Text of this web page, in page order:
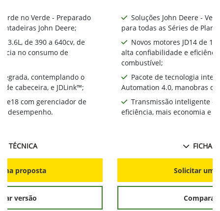
no Verde - Preparado
John Deere;
13.6L, de 390 a 640cv, de
no consumo de
contemplando o
de cabeceira, e JDLink™;
e18 com gerenciador de
desempenho.
TÉCNICA
proposta
versão
Soluções John Deere -
para todas as Séries de
Novos motores JD14 de
alta confiabilidade e
combustível;
Pacote de tecnologia
Automation 4.0, manobras
Transmissão inteligente
eficiência, mais economia e
FICHA
Solicitar
Comparar